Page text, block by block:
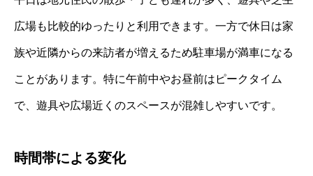
広場も比較的ゆったりと利用できます。一方で休日は家
族や近隣からの来訪者が増えるため駐車場が満車になる
ことがあります。特に午前中やお昼前はピークタイム
で、遊具や広場近くのスペースが混雑しやすいです。
時間帯による変化